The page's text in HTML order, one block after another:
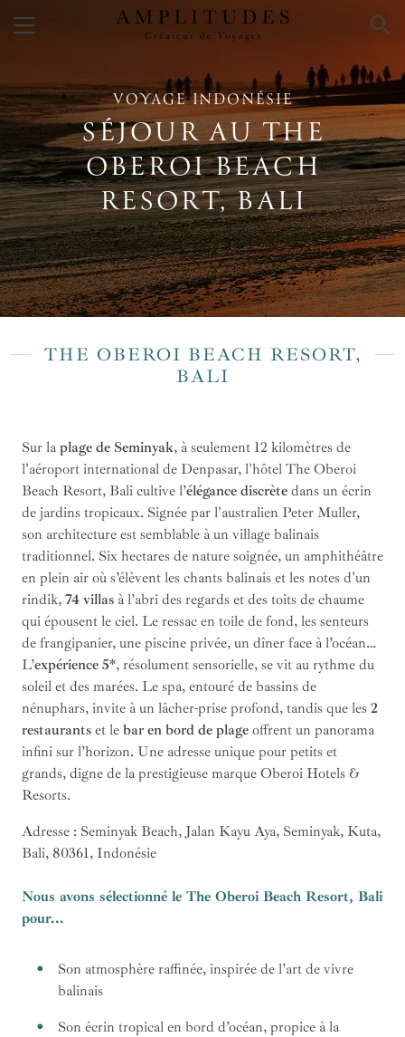
×
VOYAGE INDONÉSIE
SÉJOUR AU THE
OBEROI BEACH
RESORT, BALI
THE OBEROI BEACH RESORT,
BALI
Sur la plage de Seminyak, à seulement 12 kilomètres de
l'aéroport international de Denpasar, l'hôtel The Oberoi
Beach Resort, Bali cultive l’élégance discrète dans un écrin
de jardins tropicaux. Signée par l'australien Peter Muller,
son architecture est semblable à un village balinais
traditionnel. Six hectares de nature soignée, un amphithéâtre
en plein air où s’élèvent les chants balinais et les notes d'un
rindik, 74 villas à l’abri des regards et des toits de chaume
qui épousent le ciel. Le ressac en toile de fond, les senteurs
de frangipanier, une piscine privée, un dîner face à l’océan…
L’expérience 5*, résolument sensorielle, se vit au rythme du
soleil et des marées. Le spa, entouré de bassins de
nénuphars, invite à un lâcher-prise profond, tandis que les 2
restaurants et le bar en bord de plage offrent un panorama
infini sur l’horizon. Une adresse unique pour petits et
grands, digne de la prestigieuse marque Oberoi Hotels &
Resorts.
Adresse : Seminyak Beach, Jalan Kayu Aya, Seminyak, Kuta,
Bali, 80361, Indonésie
Nous avons sélectionné le The Oberoi Beach Resort, Bali
pour...
Son atmosphère raffinée, inspirée de l’art de vivre
balinais
Son écrin tropical en bord d’océan, propice à la